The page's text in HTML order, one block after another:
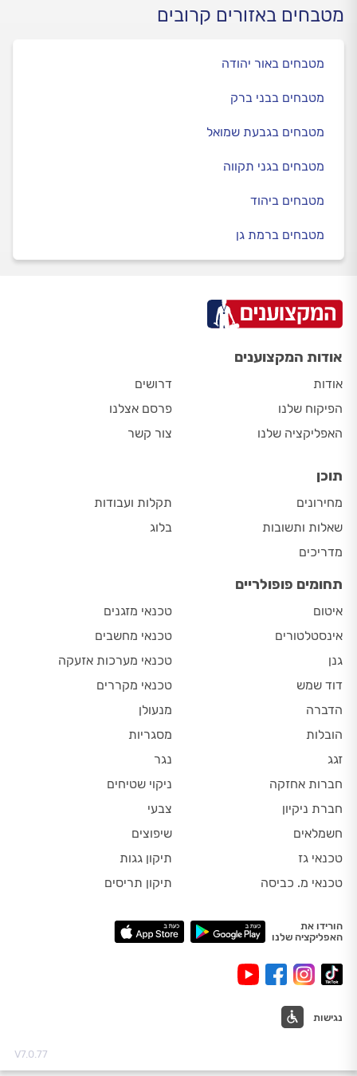
מטבחים באזורים קרובים
מטבחים באור יהודה
מטבחים בבני ברק
מטבחים בגבעת שמואל
מטבחים בגני תקווה
מטבחים ביהוד
מטבחים ברמת גן
אודות המקצוענים
אודות
הפיקוח שלנו
האפליקציה שלנו
דרושים
פרסם אצלנו
צור קשר
תוכן
מחירונים
שאלות ותשובות
מדריכים
תקלות ועבודות
בלוג
תחומים פופולריים
איטום
אינסטלטורים
גנן
דוד שמש
הדברה
הובלות
זגג
חברות אחזקה
חברת ניקיון
חשמלאים
טכנאי גז
טכנאי מ. כביסה
טכנאי מזגנים
טכנאי מחשבים
טכנאי מערכות אזעקה
טכנאי מקררים
מנעולן
מסגריות
נגר
ניקוי שטיחים
צבעי
שיפוצים
תיקון גגות
תיקון תריסים
הורידו את
האפליקציה שלנו
נגישות
V7.0.77